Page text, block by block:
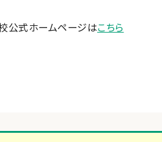
公式ホームページはこちら